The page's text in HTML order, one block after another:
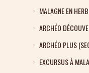
MALAGNE EN
ARCHÉO
ARCHÉO PLUS
EXCURSUS À